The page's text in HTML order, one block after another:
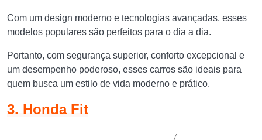
Com um design moderno e tecnologias avançadas, esses
modelos populares são perfeitos para o dia a dia.
Portanto, com segurança superior, conforto excepcional e
um desempenho poderoso, esses carros são ideais para
quem busca um estilo de vida moderno e prático.
3. Honda Fit